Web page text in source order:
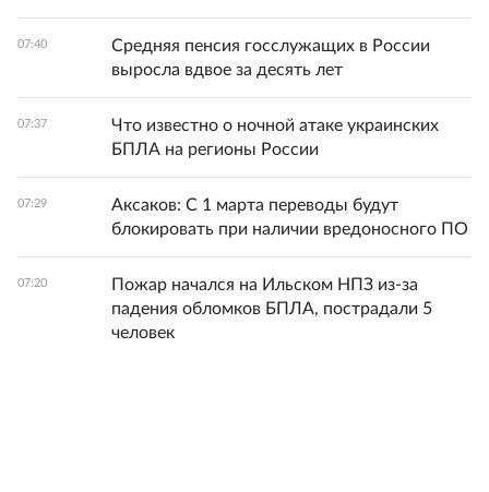
07:40
Средняя пенсия госслужащих в России
выросла вдвое за десять лет
07:37
Что известно о ночной атаке украинских
БПЛА на регионы России
07:29
Аксаков: С 1 марта переводы будут
блокировать при наличии вредоносного ПО
07:20
Пожар начался на Ильском НПЗ из-за
падения обломков БПЛА, пострадали 5
человек